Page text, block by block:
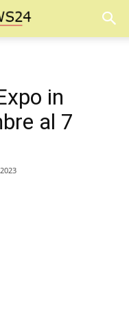
in
al 7